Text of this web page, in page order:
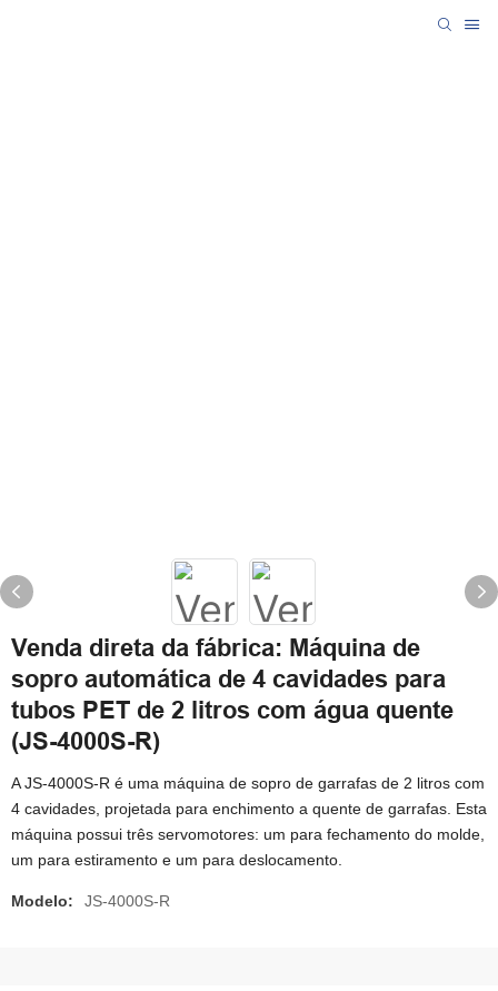
Venda direta da fábrica: Máquina de
sopro automática de 4 cavidades para
tubos PET de 2 litros com água quente
(JS-4000S-R)
A JS-4000S-R é uma máquina de sopro de garrafas de 2 litros com
4 cavidades, projetada para enchimento a quente de garrafas. Esta
máquina possui três servomotores: um para fechamento do molde,
um para estiramento e um para deslocamento.
Modelo: JS-4000S-R